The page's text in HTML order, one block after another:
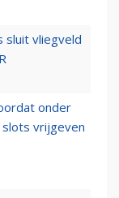
sluit vliegveld
onder
slots vrijgeven